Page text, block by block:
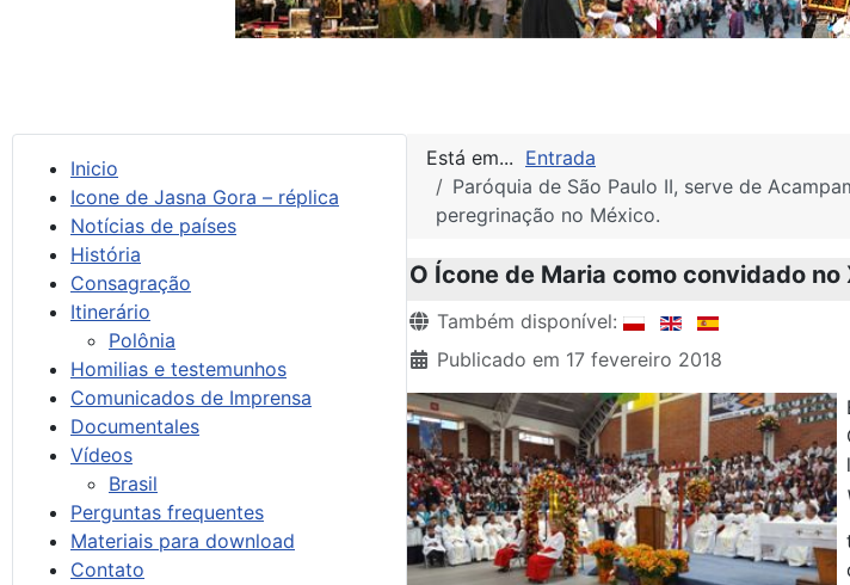
Inicio
Icone de Jasna Gora – réplica
Notícias de países
História
Consagração
Itinerário
Polônia
Homilias e testemunhos
Comunicados de Imprensa
Documentales
Vídeos
Brasil
Perguntas frequentes
Materiais para download
Contato
Está em... Entrada
Paróquia de São Paulo II, serve de
peregrinação no México.
O Ícone de Maria como convidado
Detalhes
Também disponível:
Publicado em 17 fevereiro 2018